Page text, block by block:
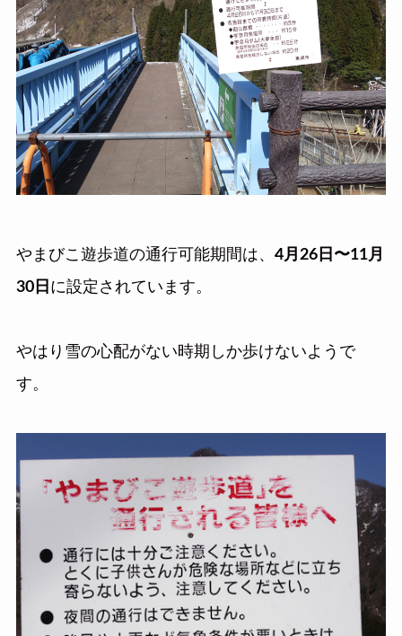
やまびこ遊歩道の通行可能期間は、 4月26日〜11月
30日 に設定されています。
やはり雪の心配がない時期しか歩けないようで
す。